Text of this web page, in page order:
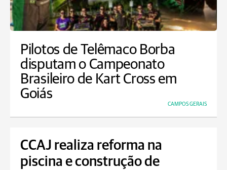
Pilotos de Telêmaco Borba
disputam o Campeonato
Brasileiro de Kart Cross em
Goiás
CAMPOS GERAIS
CCAJ realiza reforma na
piscina e construção de